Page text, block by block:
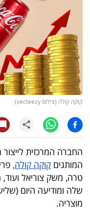
ומחקרים
דעות
רכילות
עסקית
קריפטו
ויראלי
טלוויזיה
עסקי
ספורט
קריירה
קוקה קולה (צילום vecteezy)
החברה המרכזית
המותגים קוקה קולה,
טרה, משק צוריאל
שלה ומודיעה היום
מוצריה.